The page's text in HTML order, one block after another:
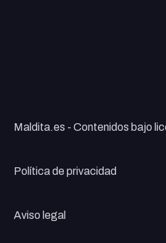
Maldita.es - Contenidos bajo
Política de privacidad
Aviso legal